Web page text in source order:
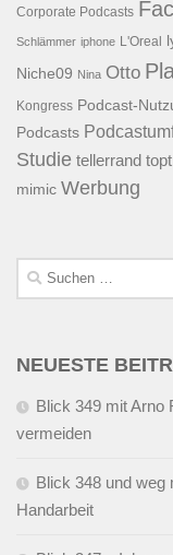
Corporate Podcasts
Schlämmer iphone L'Oreal
Niche09 Nina Otto
Kongress Podcast-
Podcasts
Studie tellerrand
mimic Werbung
Suchen
nach:
NEUESTE
Blick 349 mit Arno
vermeiden
Blick 348 und weg
Handarbeit